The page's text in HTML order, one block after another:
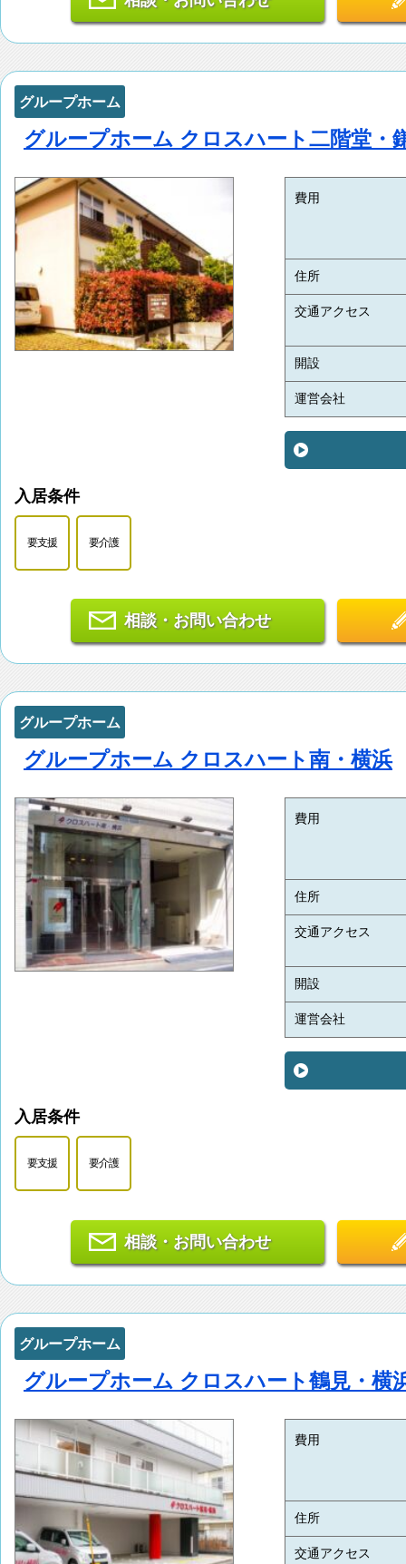
グループホーム
グループホーム クロスハート二階堂・
費用
住所
交通アクセス
開設
運営会社
入居条件
要支援 要介護
相談・お問い合わせ
グループホーム
グループホーム クロスハート南・横浜
費用
住所
交通アクセス
開設
運営会社
入居条件
要支援 要介護
相談・お問い合わせ
グループホーム
グループホーム クロスハート鶴見・横
費用
住所
交通アクセス